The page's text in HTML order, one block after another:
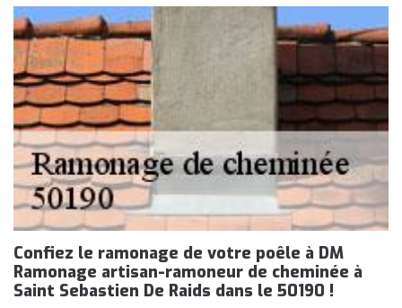
Confiez le ramonage de votre poêle à DM
Ramonage artisan-ramoneur de cheminée à
Saint Sebastien De Raids dans le 50190 !